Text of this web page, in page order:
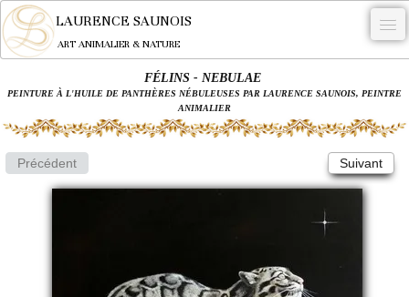
LAURENCE SAUNOIS
ART ANIMALIER & NATURE
-
NYMPHEUS LUMINANSIS.
OEUVRES
BECASSE
FÉLINS - NEBULAE
PEINTURE À L'HUILE DE PANTHÈRES NÉBULEUSES PAR LAURENCE SAUNOIS, PEINTRE
ANIMALIER
Précédent Suivant